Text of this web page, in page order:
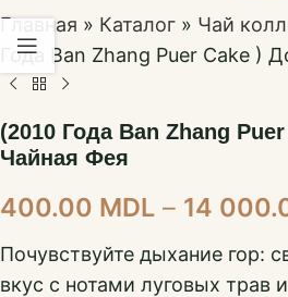
Главная » Каталог » Чай
Года Ban Zhang Puer Cake )
(2010 Года Ban Zhang
Чайная Фея
400.00 MDL – 14
Почувствуйте дыхание гор:
вкус с нотами луговых